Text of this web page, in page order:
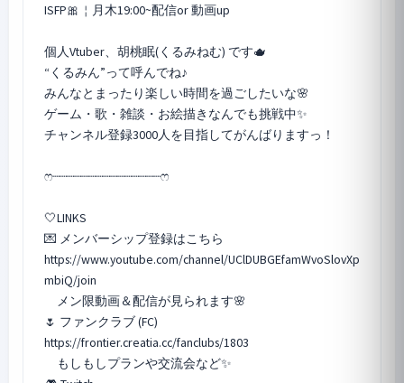
ISFP🎀￤月木19:00~配信or 動画up
個人Vtuber、胡桃眠(くるみねむ) です🫖
“くるみん”って呼んでね♪
みんなとまったり楽しい時間を過ごしたいな🌸
ゲーム・歌・雑談・お絵描きなんでも挑戦中✨
チャンネル登録3000人を目指してがんばりますっ！
ෆ‪┈┈┈┈┈┈┈┈┈┈┈┈┈┈┈ෆ
🤍LINKS
💌 メンバーシップ登録はこちら
https://www.youtube.com/channel/UClDUBGEfamWvoSlovXp
mbiQ/join
メン限動画＆配信が見られます🌸
🌷 ファンクラブ (FC)
https://frontier.creatia.cc/fanclubs/1803
もしもしプランや交流会など✨